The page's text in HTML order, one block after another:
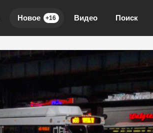
Новое +16 Видео Поиск